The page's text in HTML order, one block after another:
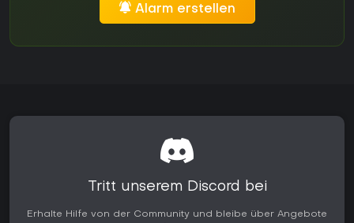
Alarm erstellen
Tritt unserem Discord bei
Erhalte Hilfe von der Community und bleibe über Angebote